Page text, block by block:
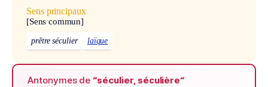
Sens principaux
[Sens commun]
prêtre séculier laïque
Antonymes de “séculier, séculière“